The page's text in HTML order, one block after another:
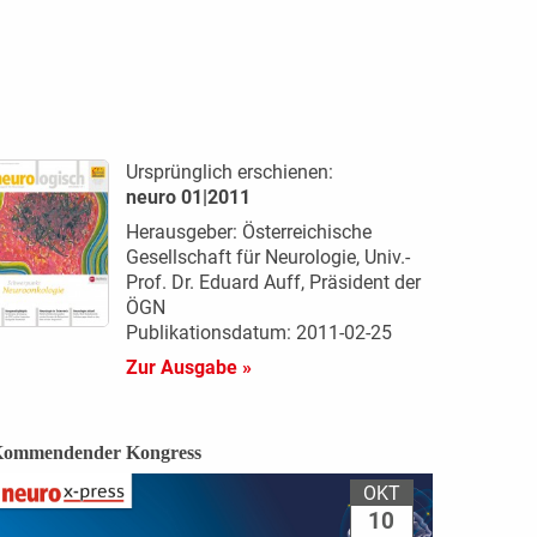
Ursprünglich erschienen:
neuro 01|2011
Herausgeber: Österreichische
Gesellschaft für Neurologie, Univ.-
Prof. Dr. Eduard Auff, Präsident der
ÖGN
Publikationsdatum: 2011-02-25
Zur Ausgabe »
Kongress
OKT
10